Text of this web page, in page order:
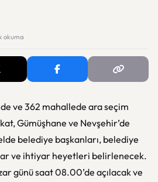
okuma
ve 362 mahallede ara seçim
Gümüşhane ve Nevşehir’de
belediye başkanları, belediye
ve ihtiyar heyetleri belirlenecek.
günü saat 08.00’de açılacak ve